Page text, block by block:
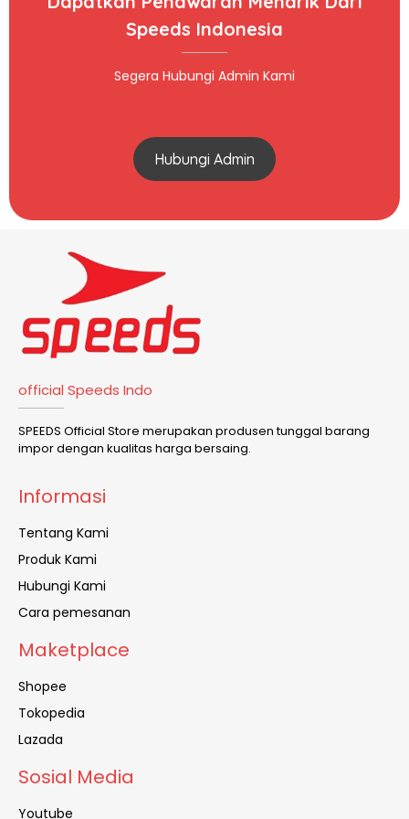
Speeds Indonesia
Segera Hubungi Admin Kami
Hubungi Admin
official Speeds Indo
SPEEDS Official Store merupakan produsen tunggal barang
impor dengan kualitas harga bersaing.
Informasi
Tentang Kami
Produk Kami
Hubungi Kami
Cara pemesanan
Maketplace
Shopee
Tokopedia
Lazada
Sosial Media
Youtube